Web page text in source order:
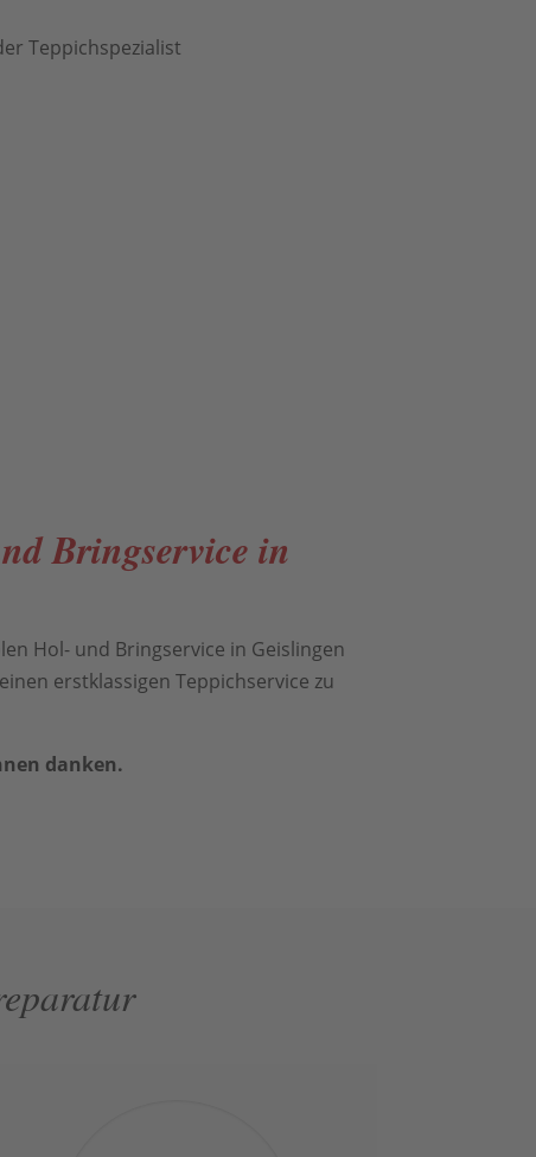
Teppichspezialist
Bringservice in
Hol- und Bringservice in Geislingen
erstklassigen Teppichservice zu
danken.